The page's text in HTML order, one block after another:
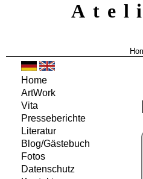
Home
ArtWork
Vita
Presseberichte
Literatur
Blog/Gästebuch
Fotos
Datenschutz